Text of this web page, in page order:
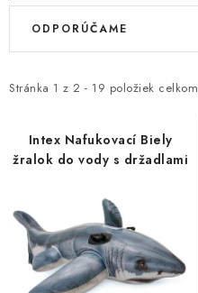
V
i
r
d
Stránka 1 z 2 - 19 položiek celkom
R
e
e
r
ODPORÚČAME
Intex Nafukovací Biely
žralok do vody s držadlami